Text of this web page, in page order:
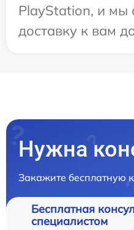
PlayStation, и мы
доставку к вам
Нужна
Закажите бесплатную
Бесплатная
специалистом